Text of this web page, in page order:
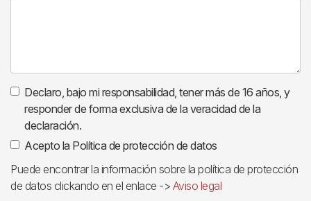
Declaro, bajo mi responsabilidad, tener más de 16 años, y
responder de forma exclusiva de la veracidad de la
declaración.
Acepto la Política de protección de datos
Puede encontrar la información sobre la política de protección
de datos clickando en el enlace -> Aviso legal